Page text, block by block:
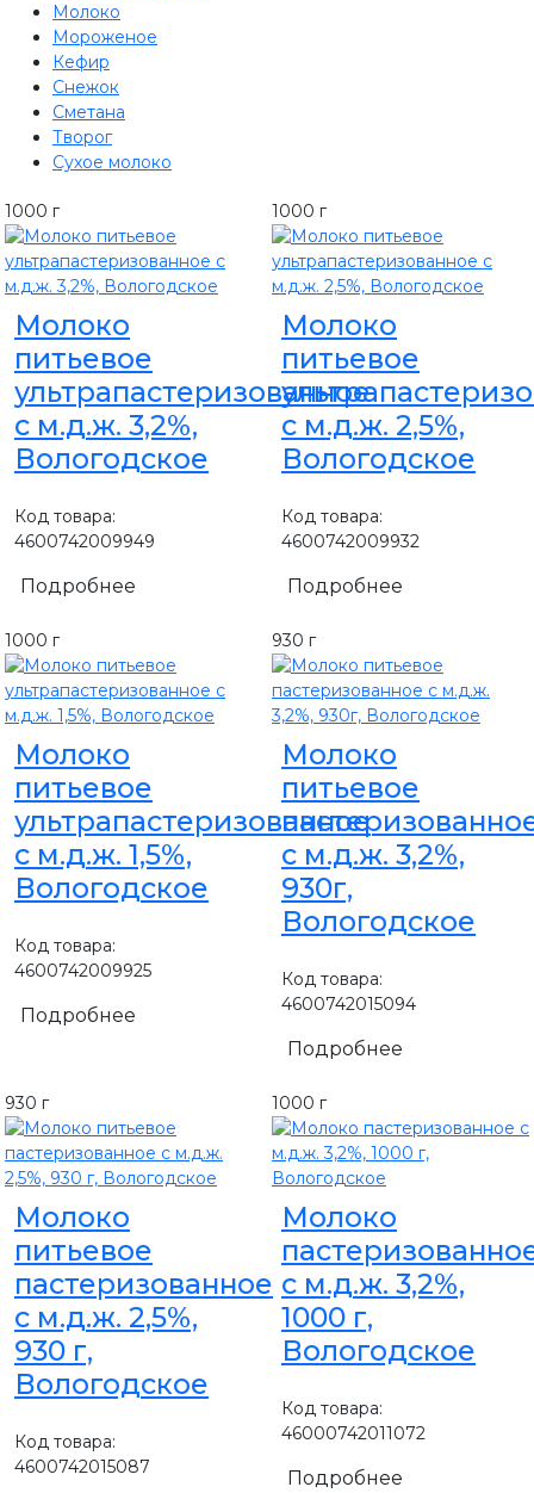
Молоко
Мороженое
Кефир
Снежок
Сметана
Творог
Сухое молоко
1000 г
Молоко
питьевое
ультрапастеризованное
с м.д.ж. 3,2%,
Вологодское
Код товара:
4600742009949
Подробнее
1000 г
Молоко
питьевое
с м.д.ж. 2,5%,
Вологодское
Код товара:
4600742009932
Подробнее
1000 г
Молоко
питьевое
ультрапастеризованное
с м.д.ж. 1,5%,
Вологодское
Код товара:
4600742009925
Подробнее
930 г
Молоко
питьевое
с м.д.ж. 3,2%,
930г,
Вологодское
Код товара:
4600742015094
Подробнее
930 г
Молоко
питьевое
пастеризованное
с м.д.ж. 2,5%,
930 г,
Вологодское
Код товара:
4600742015087
1000 г
Молоко
с м.д.ж. 3,2%,
1000 г,
Вологодское
Код товара:
46000742011072
Подробнее